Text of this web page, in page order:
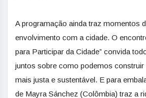
A programação ainda traz momentos
envolvimento com a cidade. O
para Participar da Cidade” convida
juntos sobre como podemos construir
mais justa e sustentável. E para
de Mayra Sánchez (Colômbia) traz a